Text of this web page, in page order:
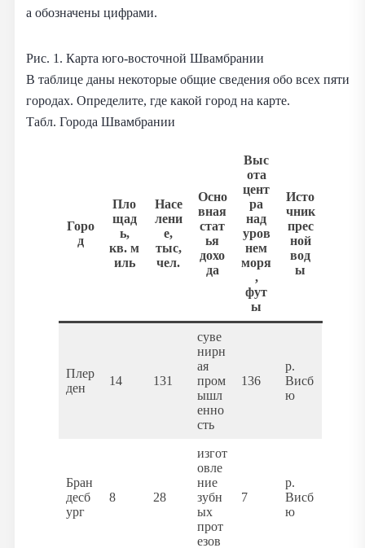
а обозначены цифрами.
Рис. 1. Карта юго-восточной Швамбрании
В таблице даны некоторые общие сведения обо всех пяти
городах. Определите, где какой город на карте.
Табл. Города Швамбрании
Горо
д
Пло
щад
ь,
кв. м
иль
Насе
лени
е,
тыс,
чел.
Осно
вная
стат
ья
дохо
да
Выс
ота
цент
ра
над
уров
нем
моря
,
фут
ы
Исто
чник
прес
ной
вод
ы
Плер
ден
14 131
суве
нирн
ая
пром
ышл
енно
сть
136
р.
Висб
ю
Бран
десб
ург
8 28
изгот
овле
ние
зубн
ых
прот
езов
7
р.
Висб
ю